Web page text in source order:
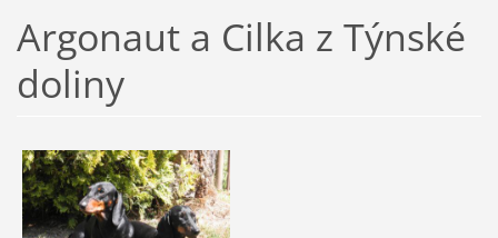
Argonaut a Cilka z Týnské
doliny